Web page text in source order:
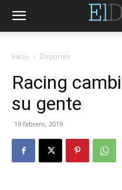
Inicio Deportes
Racing
su gente
19 febrero, 2019